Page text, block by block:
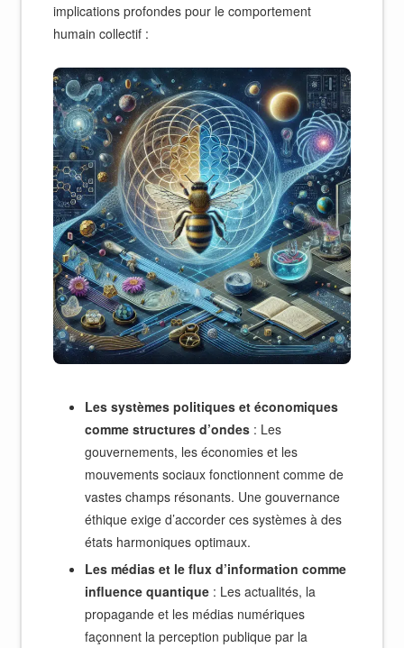
implications profondes pour le comportement
humain collectif :
Les systèmes politiques et économiques
comme structures d’ondes : Les
gouvernements, les économies et les
mouvements sociaux fonctionnent comme de
vastes champs résonants. Une gouvernance
éthique exige d’accorder ces systèmes à des
états harmoniques optimaux.
Les médias et le flux d’information comme
influence quantique : Les actualités, la
propagande et les médias numériques
façonnent la perception publique par la